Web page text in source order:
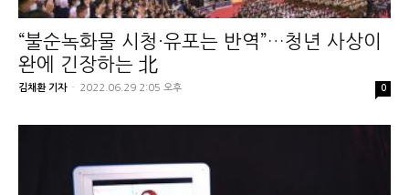
“불순녹화물 시청·유포는 반역”…청년 사상이
완에 긴장하는 北
김채환 기자 - 2022.06.29 2:05 오후 0